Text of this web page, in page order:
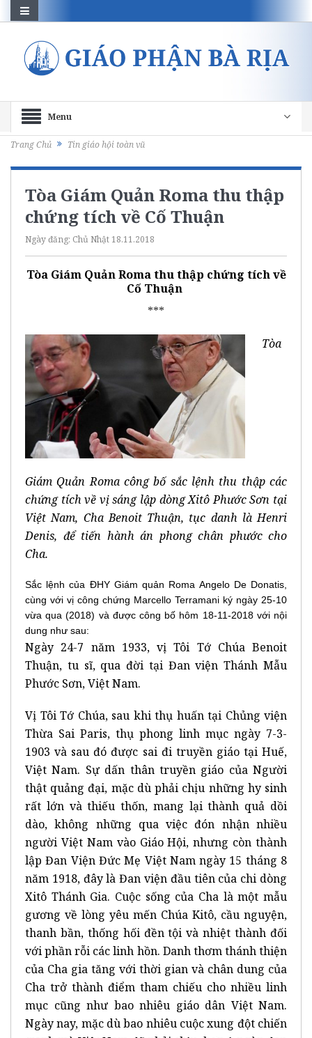
Menu
Trang Chủ Tin giáo hội toàn vũ
Tòa Giám Quản Roma thu thập
chứng tích về Cố Thuận
Ngày đăng: Chủ Nhật 18.11.2018
Tòa Giám Quản Roma thu thập chứng tích về
Cố Thuận
***
Tòa
Giám Quản Roma công bố sắc lệnh thu thập các
chứng tích về vị sáng lập dòng Xitô Phước Sơn tại
Việt Nam, Cha Benoit Thuận, tục danh là Henri
Denis, để tiến hành án phong chân phước cho
Cha.
Sắc lệnh của ĐHY Giám quản Roma Angelo De Donatis,
cùng với vị công chứng Marcello Terramani ký ngày 25-10
vừa qua (2018) và được công bố hôm 18-11-2018 với nội
dung như sau:
Ngày 24-7 năm 1933, vị Tôi Tớ Chúa Benoit
Thuận, tu sĩ, qua đời tại Đan viện Thánh Mẫu
Phước Sơn, Việt Nam.
Vị Tôi Tớ Chúa, sau khi thụ huấn tại Chủng viện
Thừa Sai Paris, thụ phong linh mục ngày 7-3-
1903 và sau đó được sai đi truyền giáo tại Huế,
Việt Nam. Sự dấn thân truyền giáo của Người
thật quảng đại, mặc dù phải chịu những hy sinh
rất lớn và thiếu thốn, mang lại thành quả dồi
dào, không những qua việc đón nhận nhiều
người Việt Nam vào Giáo Hội, nhưng còn thành
lập Đan Viện Đức Mẹ Việt Nam ngày 15 tháng 8
năm 1918, đây là Đan viện đầu tiên của chi dòng
Xitô Thánh Gia. Cuộc sống của Cha là một mẫu
gương về lòng yêu mến Chúa Kitô, cầu nguyện,
thanh bần, thống hối đền tội và nhiệt thành đối
với phần rỗi các linh hồn. Danh thơm thánh thiện
của Cha gia tăng với thời gian và chân dung của
Cha trở thành điểm tham chiếu cho nhiều linh
mục cũng như bao nhiêu giáo dân Việt Nam.
Ngày nay, mặc dù bao nhiêu cuộc xung đột chiến